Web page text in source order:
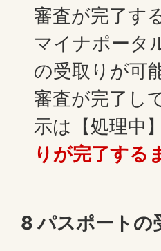
審査が完了す
マイナポータ
の受取りが可
審査が完了し
示は【処理中
りが完了する
8 パスポートの